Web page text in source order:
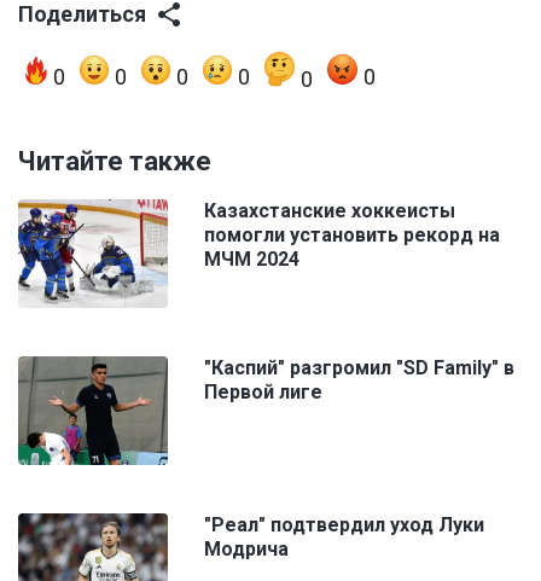
Поделиться
0 0 0 0 0 0
Читайте также
Казахстанские хоккеисты
помогли установить рекорд на
МЧМ 2024
"Каспий" разгромил "SD Family" в
Первой лиге
"Реал" подтвердил уход Луки
Модрича